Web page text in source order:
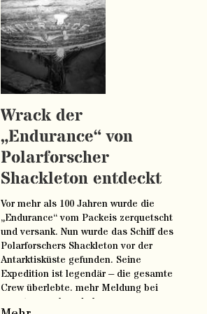
Wrack der
„Endurance“ von
Polarforscher
Shackleton entdeckt
Vor mehr als 100 Jahren wurde die
„Endurance“ vom Packeis zerquetscht
und versank. Nun wurde das Schiff des
Polarforschers Shackleton vor der
Antarktisküste gefunden. Seine
Expedition ist legendär – die gesamte
Crew überlebte. mehr Meldung bei
www.tagesschau.de lesen